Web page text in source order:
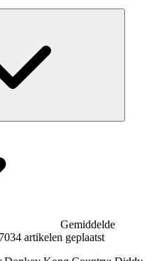
Gemiddelde
7034 artikelen geplaatst